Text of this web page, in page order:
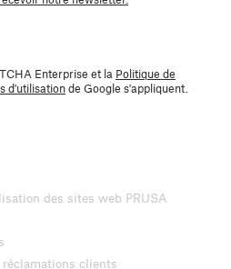
Enterprise et la Politique de
d'utilisationde Google s'appliquent.
des sites web PRUSA
clients